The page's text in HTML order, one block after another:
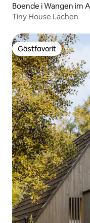
Boende i Wangen im
Tiny House Lachen
Gästfavorit
Gästfavorit